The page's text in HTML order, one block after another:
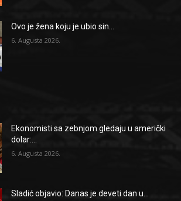
Ovo je žena koju je ubio sin...
6. Augusta 2026.
Ekonomisti sa zebnjom gledaju u američki
dolar:...
6. Augusta 2026.
Sladić objavio: Danas je deveti dan u...